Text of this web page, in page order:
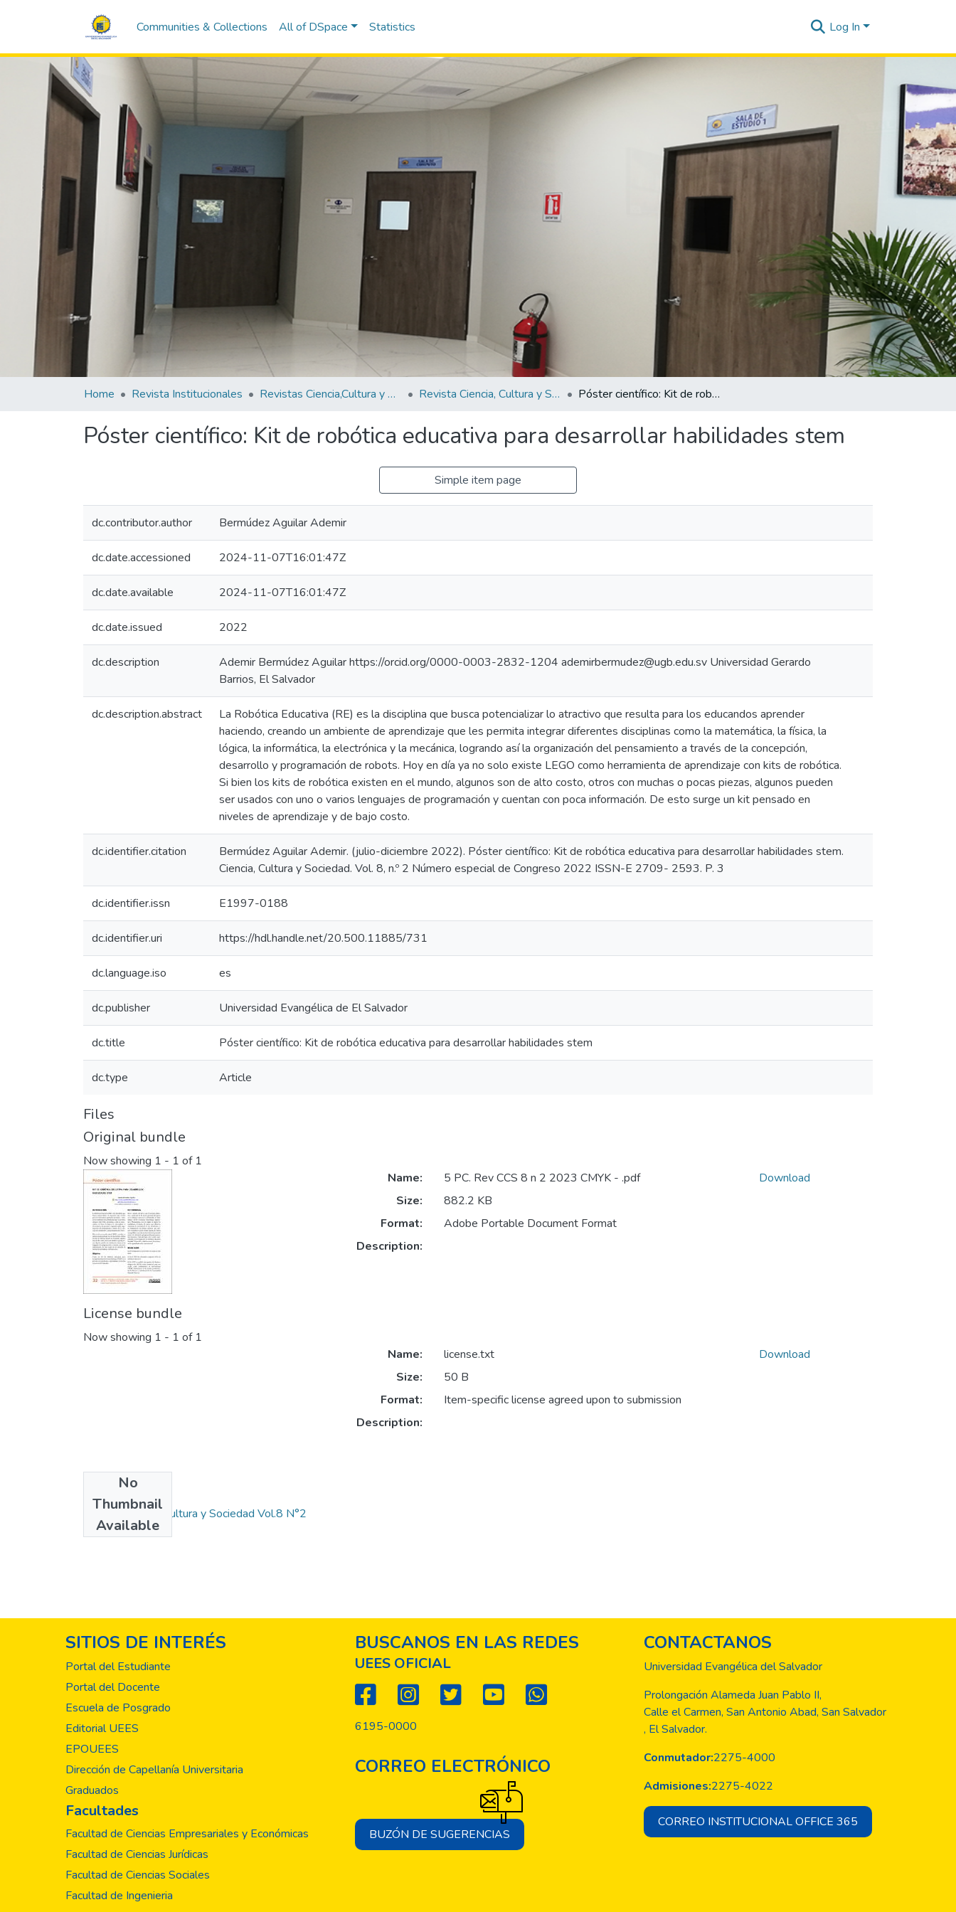
Communities & Collections All of DSpace Statistics Log In
Home Revista Institucionales Revistas Ciencia,Cultura y Sociedad Revista Ciencia, Cultura y Sociedad Vol.8 N°2 Póster científico: Kit de robótica educativa para desarrollar habilidades stem
Póster científico: Kit de robótica educativa para desarrollar habilidades stem
Simple item page
dc.contributor.author Bermúdez Aguilar Ademir
dc.date.accessioned 2024-11-07T16:01:47Z
dc.date.available 2024-11-07T16:01:47Z
dc.date.issued 2022
dc.description
Ademir Bermúdez Aguilar https://orcid.org/0000-0003-2832-1204 ademirbermudez@ugb.edu.sv Universidad Gerardo
Barrios, El Salvador
dc.description.abstract
La Robótica Educativa (RE) es la disciplina que busca potencializar lo atractivo que resulta para los educandos aprender
haciendo, creando un ambiente de aprendizaje que les permita integrar diferentes disciplinas como la matemática, la física, la
lógica, la informática, la electrónica y la mecánica, logrando así la organización del pensamiento a través de la concepción,
desarrollo y programación de robots. Hoy en día ya no solo existe LEGO como herramienta de aprendizaje con kits de robótica.
Si bien los kits de robótica existen en el mundo, algunos son de alto costo, otros con muchas o pocas piezas, algunos pueden
ser usados con uno o varios lenguajes de programación y cuentan con poca información. De esto surge un kit pensado en
niveles de aprendizaje y de bajo costo.
dc.identifier.citation
Bermúdez Aguilar Ademir. (julio-diciembre 2022). Póster científico: Kit de robótica educativa para desarrollar habilidades stem.
Ciencia, Cultura y Sociedad. Vol. 8, n.º 2 Número especial de Congreso 2022 ISSN-E 2709- 2593. P. 3
dc.identifier.issn E1997-0188
dc.identifier.uri https://hdl.handle.net/20.500.11885/731
dc.language.iso es
dc.publisher Universidad Evangélica de El Salvador
dc.title Póster científico: Kit de robótica educativa para desarrollar habilidades stem
dc.type Article
Files
Original bundle
Now showing 1 - 1 of 1
Name:
5 PC. Rev CCS 8 n 2 2023 CMYK - .pdf
Size:
882.2 KB
Format:
Adobe Portable Document Format
Description:
Download
License bundle
Now showing 1 - 1 of 1
No
Thumbnail
Available
Name:
license.txt
Size:
50 B
Format:
Item-specific license agreed upon to submission
Description:
Download
Collections
Revista Ciencia, Cultura y Sociedad Vol.8 N°2
SITIOS DE INTERÉS
Portal del Estudiante
Portal del Docente
Escuela de Posgrado
Editorial UEES
EPOUEES
Dirección de Capellanía Universitaria
Graduados
Facultades
Facultad de Ciencias Empresariales y Económicas
Facultad de Ciencias Jurídicas
Facultad de Ciencias Sociales
Facultad de Ingenieria
BUSCANOS EN LAS REDES
UEES OFICIAL
6195-0000
CORREO ELECTRÓNICO
BUZÓN DE SUGERENCIAS
CONTACTANOS
Universidad Evangélica del Salvador
Prolongación Alameda Juan Pablo II,
Calle el Carmen, San Antonio Abad, San Salvador
, El Salvador.
Conmutador:2275-4000
Admisiones:2275-4022
CORREO INSTITUCIONAL OFFICE 365